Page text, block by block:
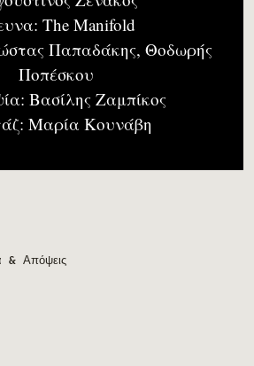
The Manifold
Παπαδάκης, Θοδωρής
Ποπέσκου
Βασίλης Ζαμπίκος
Μαρία Κουνάβη
& Απόψεις